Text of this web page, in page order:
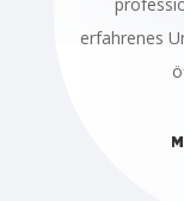
erfahrenes